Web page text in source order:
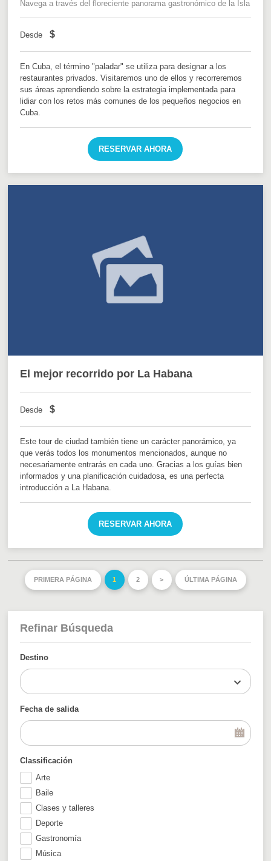
Refinar Búsqueda
Destino
Classificación
Arte
Baile
Clases y talleres
Deporte
Gastronomía
Música
Fecha de salida
Navega a través del floreciente panorama gastronómico de la Isla
Desde $
En Cuba, el término "paladar" se utiliza para designar a los
restaurantes privados. Visitaremos uno de ellos y recorreremos
sus áreas aprendiendo sobre la estrategia implementada para
lidiar con los retos más comunes de los pequeños negocios en
Cuba.
RESERVAR AHORA
El mejor recorrido por La Habana
Desde $
Este tour de ciudad también tiene un carácter panorámico, ya
que verás todos los monumentos mencionados, aunque no
necesariamente entrarás en cada uno. Gracias a los guías bien
informados y una planificación cuidadosa, es una perfecta
introducción a La Habana.
RESERVAR AHORA
PRIMERA PÁGINA 1 2 > ÚLTIMA PÁGINA